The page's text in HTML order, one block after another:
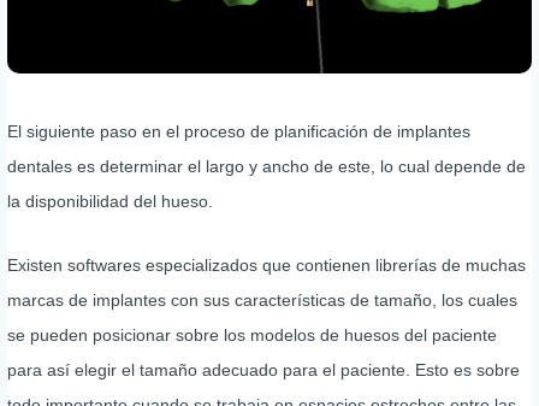
El siguiente paso en el proceso de planificación de implantes
dentales es determinar el largo y ancho de este, lo cual depende de
la disponibilidad del hueso.
Existen softwares especializados que contienen librerías de muchas
marcas de implantes con sus características de tamaño, los cuales
se pueden posicionar sobre los modelos de huesos del paciente
para así elegir el tamaño adecuado para el paciente. Esto es sobre